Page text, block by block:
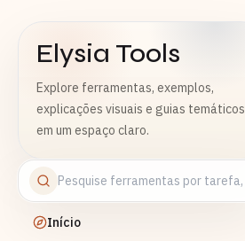
Elysia Tools
Explore ferramentas, exemplos,
explicações visuais e guias temáticos
em um espaço claro.
Início